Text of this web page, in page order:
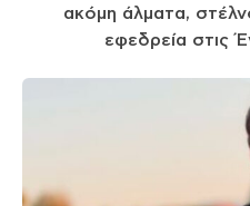
ακόμη άλματα,
εφεδρεία στις